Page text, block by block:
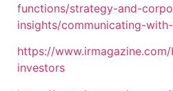
functions/strategy-and-
insights/communicating-
https://
investors